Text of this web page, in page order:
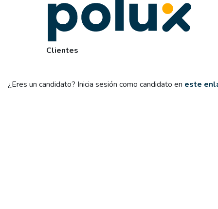
Clientes
¿Eres un candidato? Inicia sesión como candidato en este